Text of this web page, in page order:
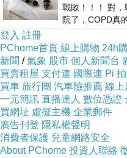
戰敗！！！ 對
院了，COPD真
登入 註冊
PChome首頁 線上購物 24h
新聞 /氣象 股市 個人新聞台
買賣租屋 支付連 國際連 Pi
買車 旅行團 汽車險推薦 線上
一元簡訊 直播達人 數位憑證
買網址 虛擬主機 企業郵件
廣告刊登 隱私權聲明
消費者保護 兒童網路安全
About PChome 投資人聯絡